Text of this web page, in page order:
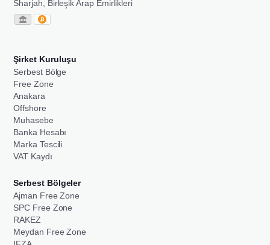
Sharjah, Birleşik Arap Emirlikleri
Şirket Kuruluşu
Serbest Bölge
Free Zone
Anakara
Offshore
Muhasebe
Banka Hesabı
Marka Tescili
VAT Kaydı
Serbest Bölgeler
Ajman Free Zone
SPC Free Zone
RAKEZ
Meydan Free Zone